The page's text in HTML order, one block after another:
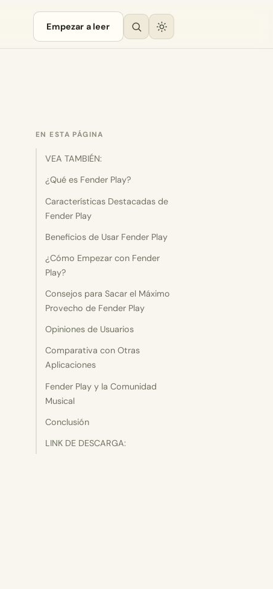
Empezar a leer
EN ESTA PÁGINA
VEA TAMBIÉN:
¿Qué es Fender Play?
Características Destacadas de
Fender Play
Beneficios de Usar Fender Play
¿Cómo Empezar con Fender
Play?
Consejos para Sacar el Máximo
Provecho de Fender Play
Opiniones de Usuarios
Comparativa con Otras
Aplicaciones
Fender Play y la Comunidad
Musical
Conclusión
LINK DE DESCARGA: